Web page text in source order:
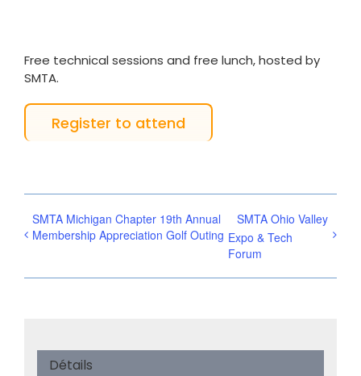
Free technical sessions and free lunch, hosted by
SMTA.
Register to attend
SMTA Michigan Chapter 19th Annual
Membership Appreciation Golf Outing
SMTA Ohio Valley
Expo & Tech
Forum
Détails